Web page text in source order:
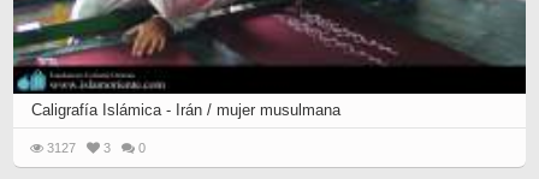
Caligrafía Islámica - Irán / mujer musulmana
3127 3 0